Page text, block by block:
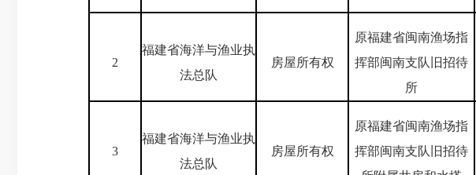
2
福建省海洋与渔业执
法总队
房屋所有权
原福建省闽南渔场指
挥部闽南支队旧招待
所
3
福建省海洋与渔业执
法总队
房屋所有权
原福建省闽南渔场指
挥部闽南支队旧招待